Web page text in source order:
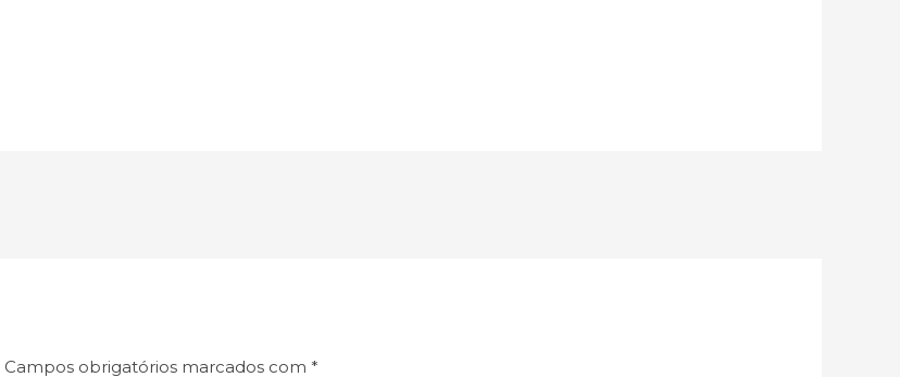
Campos obrigatórios marcados com *